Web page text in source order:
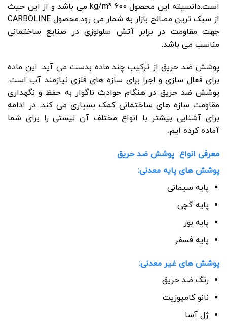
است.دانسیته این محصول 600 kg/m³ می باشد و از این حیث
از سبک ترین مصالح بازار به شمار می رود.محصول CARBOLINE
جهت مقاومت در برابر آتش سلولوزی در صنایع ساختمانی
مناسب می باشد.
پوشش ضد حریق از ترکیب چند ماده بدست می آید. این ماده
برای فعال سازی و اجرا برای سازه های فلزی نیازمند آب است.
پوشش ضد حریق در هنگام حوادث ناگوار به حفظ و نگهداری
مقاومت سازه های ساختمانی کمک بسیاری می کند. در ادامه
برای آشنایی بیشتر با انواع مختلف آن لیستی را برای شما
آماده کرده ایم.
معرفی انواع پوشش ضد حریق
پوشش های پایه معدنی:
پایه سیمانی
پایه گچی
پایه بور
پایه فسفر
پوشش های غیر معدنی:
رنگ ضد حریق
نانو کامپوزیت
ژل آسا